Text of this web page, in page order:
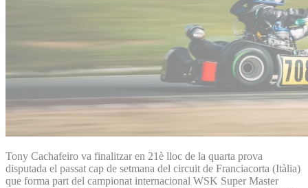
Tony Cachafeiro va finalitzar en 21è lloc de la quarta prova
disputada el passat cap de setmana del circuit de Franciacorta (Itàlia)
que forma part del campionat internacional WSK Super Master